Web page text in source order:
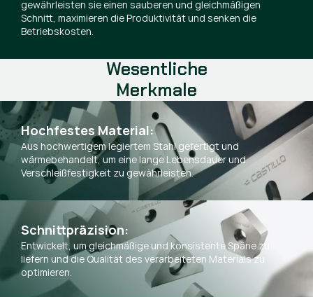
gewährleisten sie einen sauberen und gleichmäßigen
Schnitt, maximieren die Produktivität und senken die
Betriebskosten.
Wesentliche
Merkmale
Hochfestes Material:
Aus hochwertigem legiertem Stahl gefertigt und
wärmebehandelt, um eine lange Lebensdauer und
Verschleißfestigkeit zu gewährleisten.
Schnittpräzision:
Entwickelt, um gleichmäßige und konsistente Späne zu
liefern und die Qualität des verarbeiteten Materials zu
optimieren.